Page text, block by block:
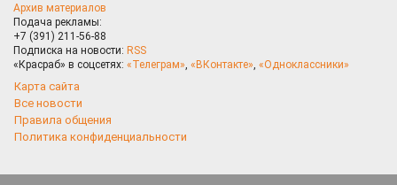
Архив материалов
Подача рекламы:
+7 (391) 211-56-88
Подписка на новости: RSS
«Красраб» в соцсетях: «Телеграм», «ВКонтакте», «Одноклассники»
Карта сайта
Все новости
Правила общения
Политика конфиденциальности